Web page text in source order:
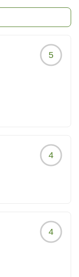
5
4
4